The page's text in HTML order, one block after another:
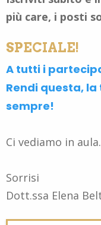
più care, i posti
SPECIALE!
A tutti i
Rendi questa,
sempre!
Ci vediamo in aula.
Sorrisi
Dott.ssa Elena